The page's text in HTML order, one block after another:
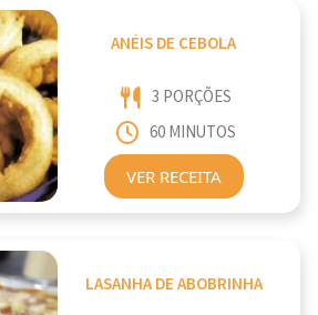
ANÉIS DE CEBOLA
3 PORÇÕES
60 MINUTOS
VER RECEITA
LASANHA DE ABOBRINHA